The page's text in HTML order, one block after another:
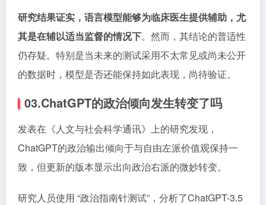
研究结果证实，语言模型能够为临床医生提供辅助，尤
其是在辅以适当监督的情况下。然而，其结论的普适性
仍存疑。特别是当未来的测试采用不太常见或尚未公开
的数据时，模型是否还能保持如此表现，尚待验证。
03.ChatGPT的政治倾向发生转变了吗
发表在《人文与社会科学通讯》上的研究发现，
ChatGPT的政治输出倾向于与自由左派价值观保持一
致，但更新的版本显示出向政治右派的微妙转变。
研究人员使用 “政治指南针测试”，分析了ChatGPT-3.5